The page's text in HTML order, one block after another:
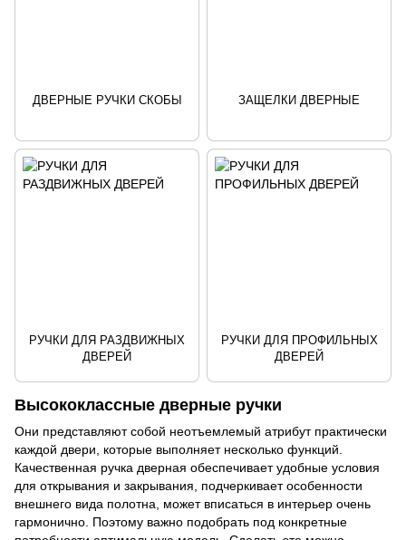
Высококлассные дверные ручки
Они представляют собой неотъемлемый атрибут практически
каждой двери, которые выполняет несколько функций.
Качественная ручка дверная обеспечивает удобные условия
для открывания и закрывания, подчеркивает особенности
внешнего вида полотна, может вписаться в интерьер очень
гармонично. Поэтому важно подобрать под конкретные
ДВЕРНЫЕ РУЧКИ СКОБЫ ЗАЩЕЛКИ ДВЕРНЫЕ
РУЧКИ ДЛЯ РАЗДВИЖНЫХ
ДВЕРЕЙ
РУЧКИ ДЛЯ ПРОФИЛЬНЫХ
ДВЕРЕЙ